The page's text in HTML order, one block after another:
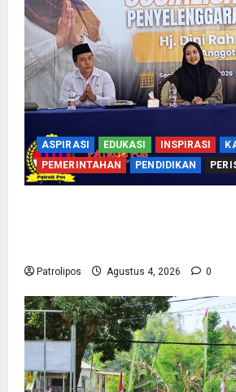
ASPIRASI EDUKASI INSPIRASI
PEMERINTAHAN
PENDIDIKAN
Patrolipos Agustus 4, 2026 0